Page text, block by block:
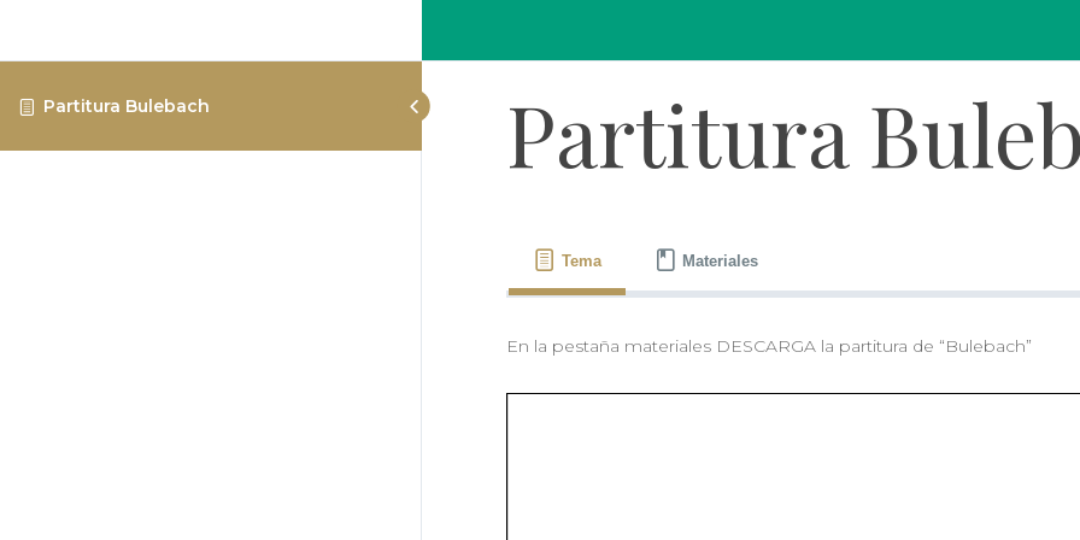
Partitura Bulebach Partitura
Tema Materiales
En la pestaña materiales DESCARGA la partitura de “Bulebach”